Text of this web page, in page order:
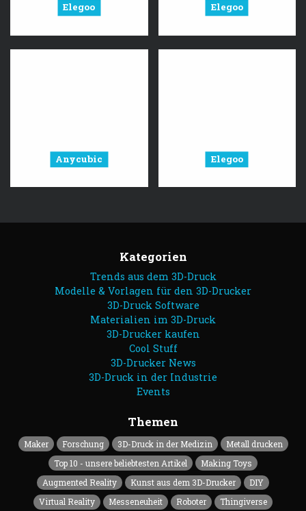
Elegoo Elegoo
Anycubic Elegoo
Kategorien
Trends aus dem 3D-Druck
Modelle & Vorlagen für den 3D-Drucker
3D-Druck Software
Materialien im 3D-Druck
3D-Drucker kaufen
Cool Stuff
3D-Drucker News
3D-Druck in der Industrie
Events
Themen
Maker Forschung 3D-Druck in der Medizin
Metall drucken
Top 10 - unsere beliebtesten Artikel
Making Toys
Augmented Reality
Kunst aus dem 3D-Drucker
DIY
Virtual Reality
Messeneuheit Roboter Thingiverse